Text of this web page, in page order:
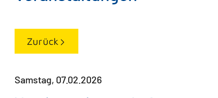
Zurück
Samstag, 07.02.2026